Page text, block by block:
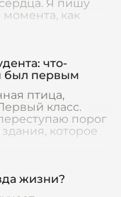
Я пишу
момента, как
что-
был первым
птица,
класс.
порог
которое
жизни?